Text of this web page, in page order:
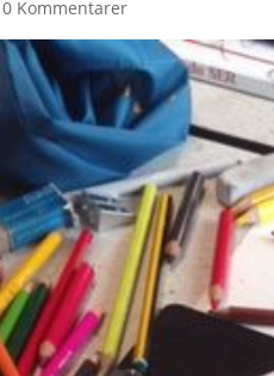
0 Kommentarer